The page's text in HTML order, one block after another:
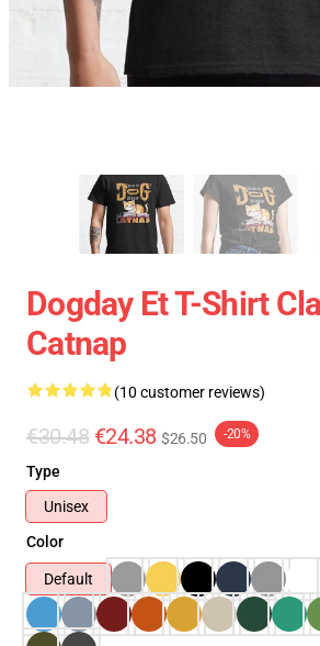
Dogday Et T-Shirt
Catnap
(10 customer reviews)
€30.48 €24.38 $26.50 -20%
Type
Unisex
Color
Default